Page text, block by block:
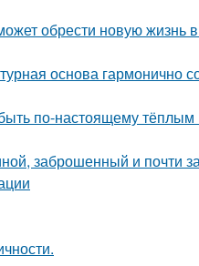
обрести новую жизнь
основа гармонично
по-настоящему
заброшенный и почти